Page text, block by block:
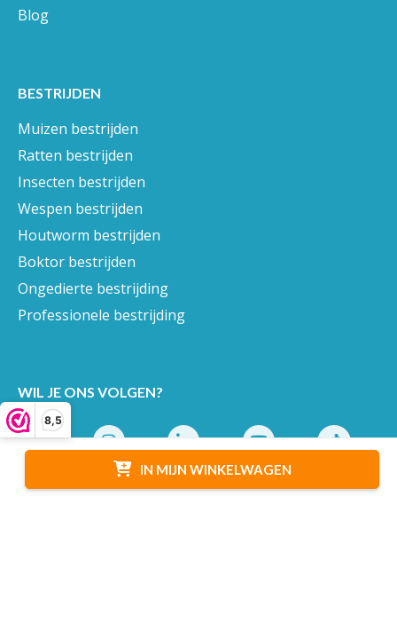
8,5
IN MIJN WINKELWAGEN
Blog
BESTRIJDEN
Muizen bestrijden
Ratten bestrijden
Insecten bestrijden
Wespen bestrijden
Houtworm bestrijden
Boktor bestrijden
Ongedierte bestrijding
Professionele bestrijding
WIL JE ONS VOLGEN?